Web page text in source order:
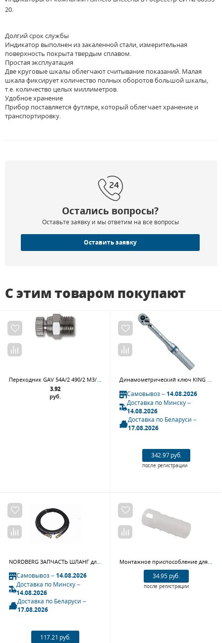
20.
Долгий срок службы
Индикатор выполнен из закаленной стали, измерительная
поверхность покрыта твердым сплавом.
Простая эксплуатация
Две круговые шкалы облегчают считывание показаний. Малая
шкала фиксирует количество полных оборотов большой шкалы,
т.е. количество целых миллиметров.
Удобное хранение
Прибор поставляется футляре, который облегчает хранение и
транспортировку.
Остались вопросы?
Оставьте заявку и мы ответим на все вопросы
Оставить заявку
С этим товаром покупают
Переходник GAV 54А/2 490/2 М3/8 сливной кран
3.92
руб.
Динамометрический ключ KING TONY 3436C-1DF, серии "COMPACT", 3/8", 3-15 Нм, футляр
Самовывоз –14.08.2026
Доставка по Минску –
14.08.2026
Доставка по Беларуси –
17.08.2026
342.97 руб.
после регистрации
Самовывоз –14.08.2026
Доставка по Минску –
14.08.2026
Доставка по Беларуси –
17.08.2026
117.21 руб.
34.95 руб.
после регистрации